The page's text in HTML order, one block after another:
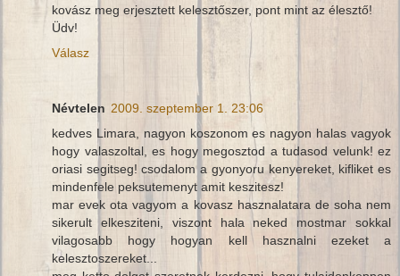
kovász meg erjesztett kelesztőszer, pont mint az élesztő!
Üdv!
Válasz
Névtelen 2009. szeptember 1. 23:06
kedves Limara, nagyon koszonom es nagyon halas vagyok
hogy valaszoltal, es hogy megosztod a tudasod velunk! ez
oriasi segitseg! csodalom a gyonyoru kenyereket, kifliket es
mindenfele peksutemenyt amit keszitesz!
mar evek ota vagyom a kovasz hasznalatara de soha nem
sikerult elkesziteni, viszont hala neked mostmar sokkal
vilagosabb hogy hogyan kell hasznalni ezeket a
kelesztoszereket...